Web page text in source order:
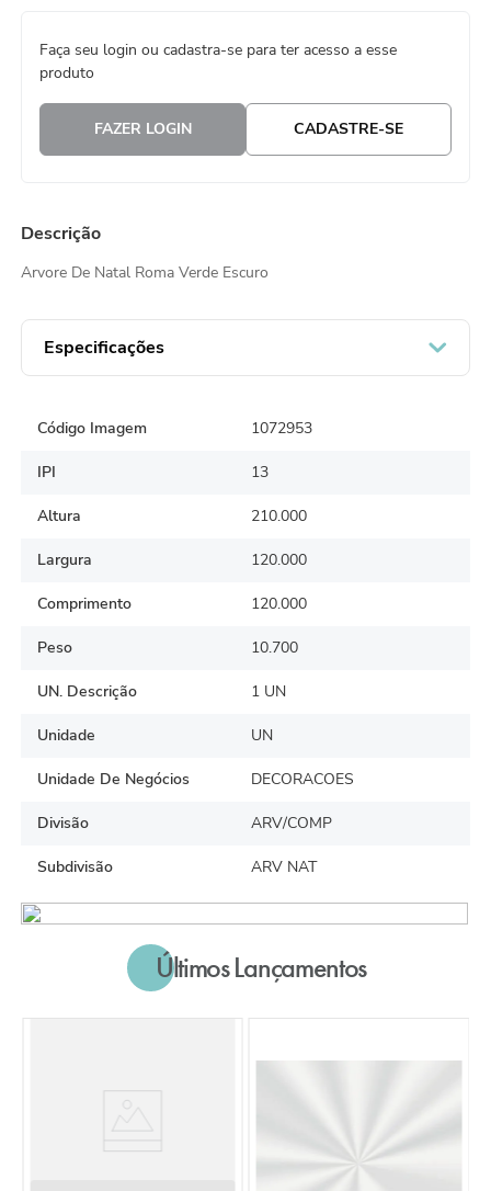
Faça seu login ou cadastra-se para ter acesso a esse
produto
FAZER LOGIN CADASTRE-SE
Descrição
Arvore De Natal Roma Verde Escuro
Especificações
Código Imagem 1072953
IPI 13
Altura 210.000
Largura 120.000
Comprimento 120.000
Peso 10.700
UN. Descrição 1 UN
Unidade UN
Unidade De Negócios DECORACOES
Divisão ARV/COMP
Subdivisão ARV NAT
Últimos Lançamentos